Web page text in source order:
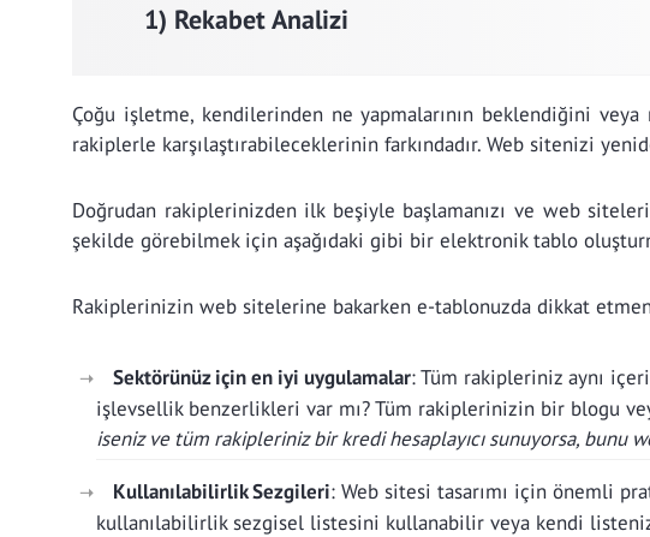
1) Rekabet Analizi
Çoğu işletme, kendilerinden ne yapmalarının beklendiğini
rakiplerle karşılaştırabileceklerinin farkındadır. Web sitenizi
Doğrudan rakiplerinizden ilk beşiyle başlamanızı ve web
şekilde görebilmek için aşağıdaki gibi bir elektronik tablo
Rakiplerinizin web sitelerine bakarken e-tablonuzda dikkat
Sektörünüz için en iyi uygulamalar: Tüm rakipleriniz aynı
işlevsellik benzerlikleri var mı? Tüm rakiplerinizin bir blogu
iseniz ve tüm rakipleriniz bir kredi hesaplayıcı sunuyorsa,
Kullanılabilirlik Sezgileri: Web sitesi tasarımı için önemli
kullanılabilirlik sezgisel listesini kullanabilir veya kendi